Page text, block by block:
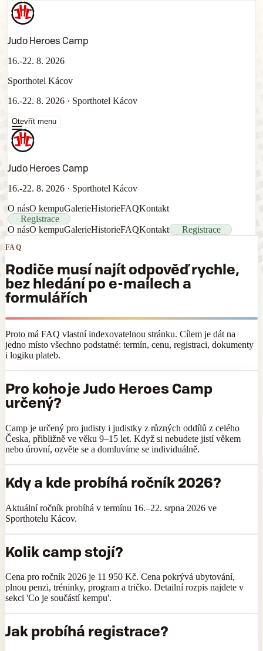
Judo Heroes Camp
16.-22. 8. 2026
Sporthotel Kácov
16.-22. 8. 2026 · Sporthotel Kácov
Otevřít menu
Judo Heroes Camp
16.-22. 8. 2026 · Sporthotel Kácov
O násO kempuGalerieHistorieFAQKontakt
Registrace
O násO kempuGalerieHistorieFAQKontakt Registrace
FAQ
Rodiče musí najít odpověď rychle,
bez hledání po e-mailech a
formulářích
Proto má FAQ vlastní indexovatelnou stránku. Cílem je dát na
jedno místo všechno podstatné: termín, cenu, registraci, dokumenty
i logiku plateb.
Pro koho je Judo Heroes Camp
určený?
Camp je určený pro judisty i judistky z různých oddílů z celého
Česka, přibližně ve věku 9–15 let. Když si nebudete jistí věkem
nebo úrovní, ozvěte se a domluvíme se individuálně.
Kdy a kde probíhá ročník 2026?
Aktuální ročník probíhá v termínu 16.–22. srpna 2026 ve
Sporthotelu Kácov.
Kolik camp stojí?
Cena pro ročník 2026 je 11 950 Kč. Cena pokrývá ubytování,
plnou penzi, tréninky, program a tričko. Detailní rozpis najdete v
sekci 'Co je součástí kempu'.
Jak probíhá registrace?